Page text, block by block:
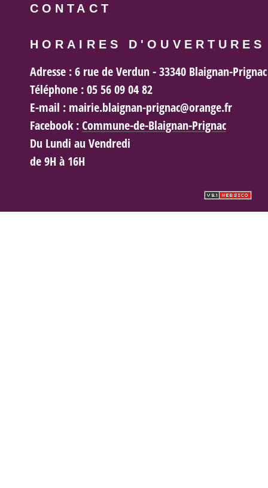
CONTACT
HORAIRES D'OUVERTURES
Adresse :6 rue de Verdun - 33340 Blaignan-Prignac
Téléphone :05 56 09 04 82
E-mail : mairie.blaignan-prignac@orange.fr
Facebook :Commune-de-Blaignan-Prignac
Du Lundi au Vendredi
de 9H à 16H